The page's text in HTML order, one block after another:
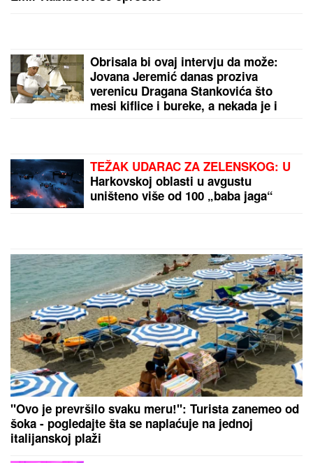
Univerzum im šalje NAGRADU ZA DOBROTU: Za
su do sad mogli samo da sanjaju
CECA U CRNOJ GORI:Svi se
okretali za njom u papučama, NE
(VIDEO) TRUDNA ANITA DOVEZLA
LUKU NA PINKStrasno se grle i
ljube u kolima, ne pušta ga: Blista
pred porođaj